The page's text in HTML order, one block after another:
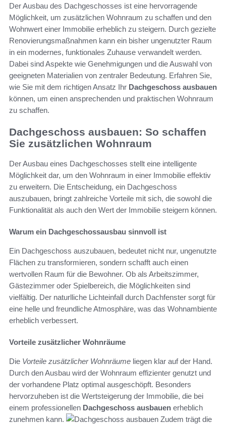
Der Ausbau des Dachgeschosses ist eine hervorragende
Möglichkeit, um zusätzlichen Wohnraum zu schaffen und den
Wohnwert einer Immobilie erheblich zu steigern. Durch gezielte
Renovierungsmaßnahmen kann ein bisher ungenutzter Raum
in ein modernes, funktionales Zuhause verwandelt werden.
Dabei sind Aspekte wie Genehmigungen und die Auswahl von
geeigneten Materialien von zentraler Bedeutung. Erfahren Sie,
wie Sie mit dem richtigen Ansatz Ihr Dachgeschoss ausbauen
können, um einen ansprechenden und praktischen Wohnraum
zu schaffen.
Dachgeschoss ausbauen: So schaffen
Sie zusätzlichen Wohnraum
Der Ausbau eines Dachgeschosses stellt eine intelligente
Möglichkeit dar, um den Wohnraum in einer Immobilie effektiv
zu erweitern. Die Entscheidung, ein Dachgeschoss
auszubauen, bringt zahlreiche Vorteile mit sich, die sowohl die
Funktionalität als auch den Wert der Immobilie steigern können.
Warum ein Dachgeschossausbau sinnvoll ist
Ein Dachgeschoss auszubauen, bedeutet nicht nur, ungenutzte
Flächen zu transformieren, sondern schafft auch einen
wertvollen Raum für die Bewohner. Ob als Arbeitszimmer,
Gästezimmer oder Spielbereich, die Möglichkeiten sind
vielfältig. Der naturlliche Lichteinfall durch Dachfenster sorgt für
eine helle und freundliche Atmosphäre, was das Wohnambiente
erheblich verbessert.
Vorteile zusätzlicher Wohnräume
Die Vorteile zusätzlicher Wohnräume liegen klar auf der Hand.
Durch den Ausbau wird der Wohnraum effizienter genutzt und
der vorhandene Platz optimal ausgeschöpft. Besonders
hervorzuheben ist die Wertsteigerung der Immobilie, die bei
einem professionellen Dachgeschoss ausbauen erheblich
zunehmen kann.
Zudem trägt die